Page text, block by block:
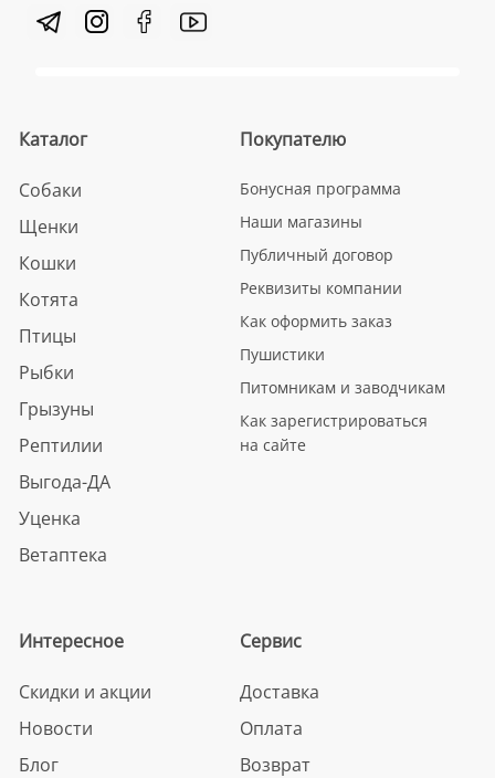
Каталог
Собаки
Щенки
Кошки
Котята
Птицы
Рыбки
Грызуны
Рептилии
Выгода-ДА
Уценка
Ветаптека
Покупателю
Бонусная программа
Наши магазины
Публичный договор
Реквизиты компании
Как оформить заказ
Пушистики
Питомникам и заводчикам
Как зарегистрироваться
на сайте
Интересное
Скидки и акции
Новости
Блог
Сервис
Доставка
Оплата
Возврат